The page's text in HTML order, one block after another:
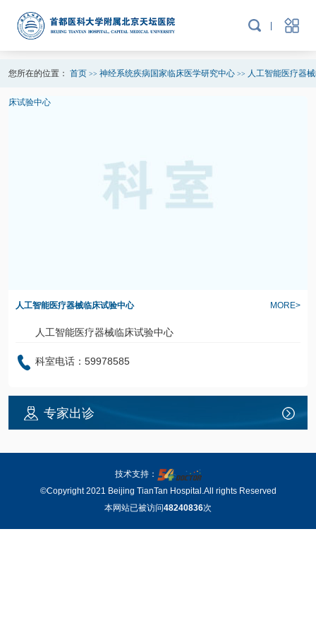
您所在的位置： 首页 >> 神经系统疾病国家临床医学研究中心>> 人工智能医疗器
床试验中心
人工智能医疗器械临床试验中心 MORE>
人工智能医疗器械临床试验中心
科室电话：59978585
专家出诊
技术支持：
©Copyright 2021 Beijing TianTan Hospital.All rights Reserved
本网站已被访问48240836次